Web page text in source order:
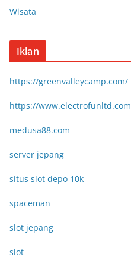
Wisata
Iklan
https://greenvalleycamp.com/
https://www.electrofunltd.com
medusa88.com
server jepang
situs slot depo 10k
spaceman
slot jepang
slot